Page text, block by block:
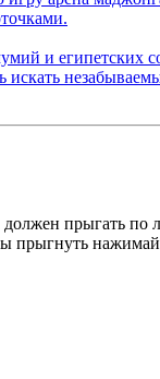
прыгать
прыгнуть